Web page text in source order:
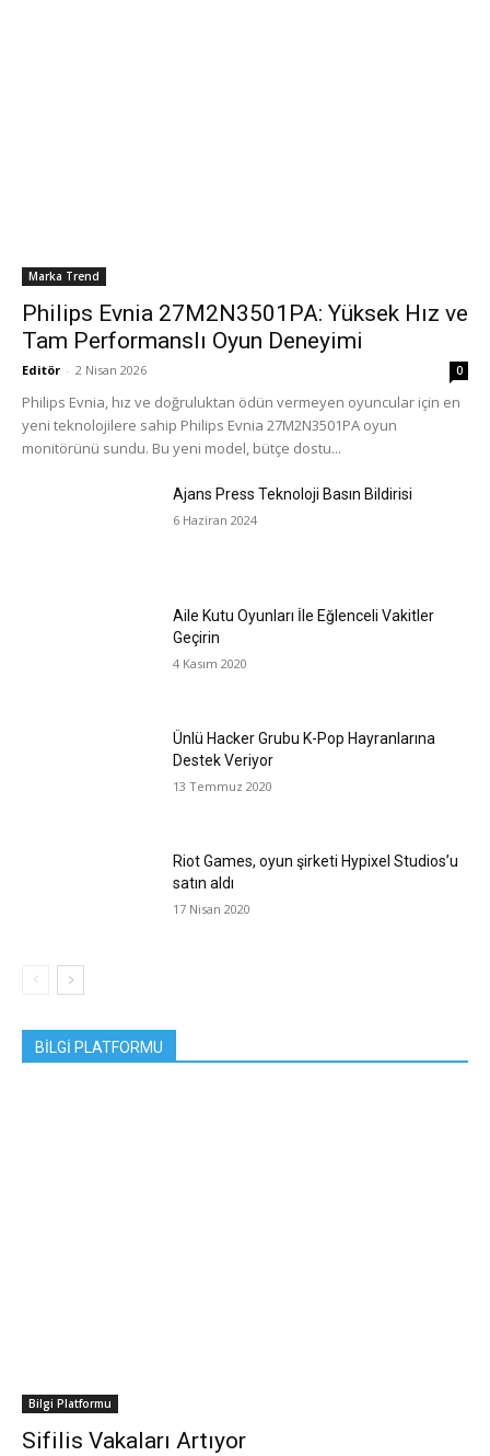
Marka Trend
Philips Evnia 27M2N3501PA: Yüksek Hız ve
Tam Performanslı Oyun Deneyimi
Editör - 2 Nisan 2026 0
Philips Evnia, hız ve doğruluktan ödün vermeyen oyuncular için en
yeni teknolojilere sahip Philips Evnia 27M2N3501PA oyun
monitörünü sundu. Bu yeni model, bütçe dostu...
Ajans Press Teknoloji Basın Bildirisi
6 Haziran 2024
Aile Kutu Oyunları İle Eğlenceli Vakitler
Geçirin
4 Kasım 2020
Ünlü Hacker Grubu K-Pop Hayranlarına
Destek Veriyor
13 Temmuz 2020
Riot Games, oyun şirketi Hypixel Studios’u
satın aldı
17 Nisan 2020
BILGI PLATFORMU
Bilgi Platformu
Sifilis Vakaları Artıyor